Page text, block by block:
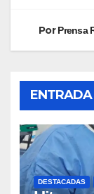
PorPrensa
DESTACADAS